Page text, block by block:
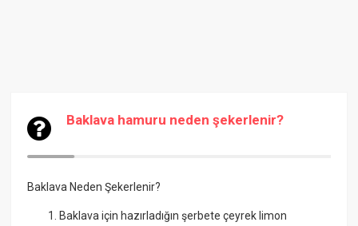
Baklava hamuru neden şekerlenir?
Baklava Neden Şekerlenir?
Baklava için hazırladığın şerbete çeyrek limon